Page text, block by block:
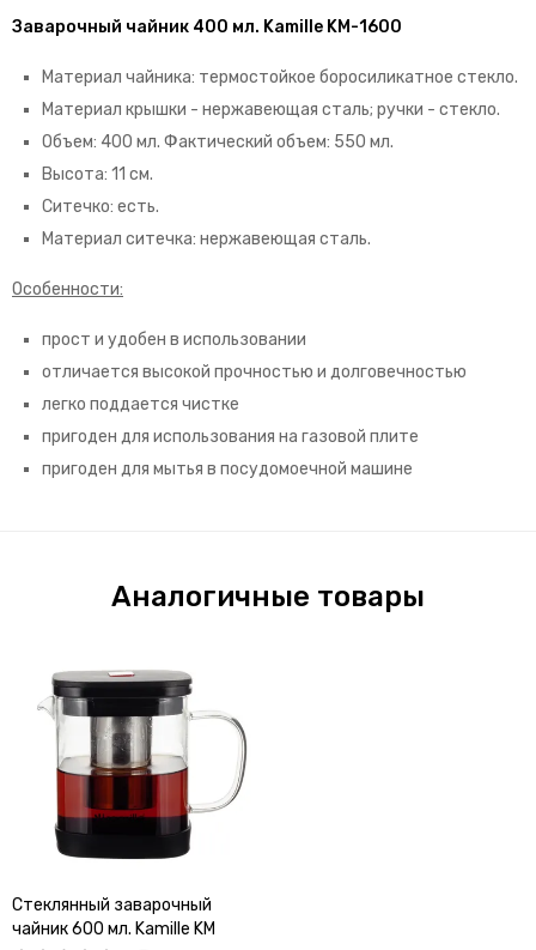
Заварочный чайник 400 мл. Kamille KM-1600
Материал чайника: термостойкое боросиликатное стекло.
Материал крышки - нержавеющая сталь; ручки - стекло.
Объем: 400 мл. Фактический объем: 550 мл.
Высота: 11 см.
Ситечко: есть.
Материал ситечка: нержавеющая сталь.
Особенности:
прост и удобен в использовании
отличается высокой прочностью и долговечностью
легко поддается чистке
пригоден для использования на газовой плите
пригоден для мытья в посудомоечной машине
Аналогичные товары
Стеклянный заварочный
чайник 600 мл. Kamille KM